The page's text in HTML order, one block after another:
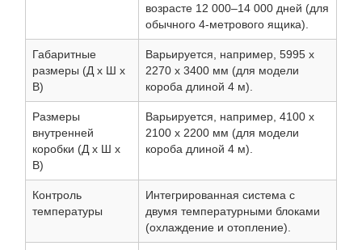
возрасте 12 000–14 000 дней (для
обычного 4-метрового ящика).
Габаритные
размеры (Д х Ш х
В)
Варьируется, например, 5995 x
2270 x 3400 мм (для модели
короба длиной 4 м).
Размеры
внутренней
коробки (Д x Ш x
В)
Варьируется, например, 4100 x
2100 x 2200 мм (для модели
короба длиной 4 м).
Контроль
температуры
Интегрированная система с
двумя температурными блоками
(охлаждение и отопление).